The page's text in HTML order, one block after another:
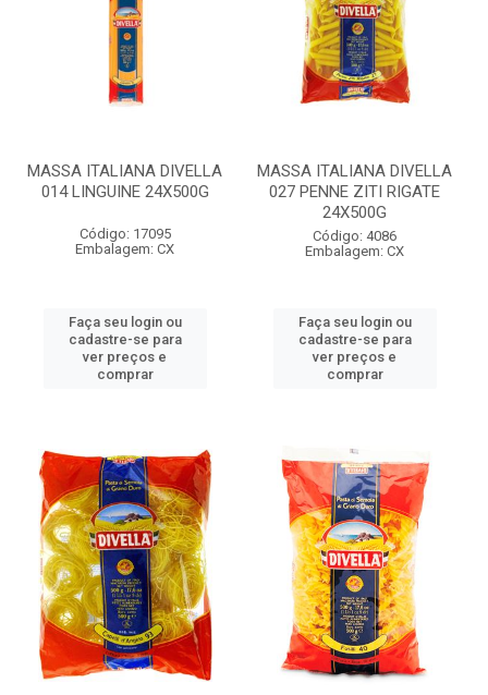
MASSA ITALIANA DIVELLA
014 LINGUINE 24X500G
Código: 17095
Embalagem: CX
Faça seu login ou
cadastre-se para
ver preços e
comprar
MASSA ITALIANA DIVELLA
027 PENNE ZITI RIGATE
24X500G
Código: 4086
Embalagem: CX
Faça seu login ou
cadastre-se para
ver preços e
comprar